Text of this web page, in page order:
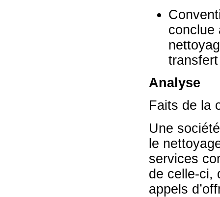
conclue
transfert
Analyse
Faits de la
Une
le
services
de celle-ci,
appels